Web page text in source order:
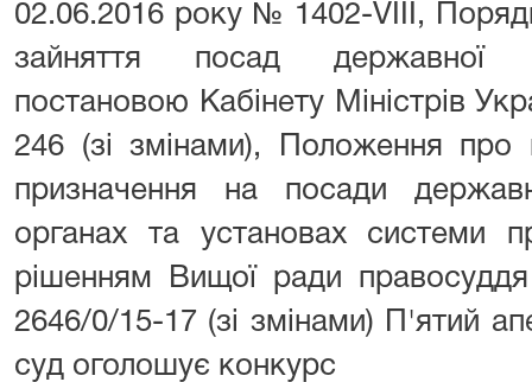
02.06.2016 року № 1402-VІІІ,
зайняття посад державної
постановою Кабінету Міністрів
246 (зі змінами), Положення про
призначення на посади
органах та установах системи
рішенням Вищої ради
2646/0/15-17 (зі змінами) П'ятий
суд оголошує конкурс